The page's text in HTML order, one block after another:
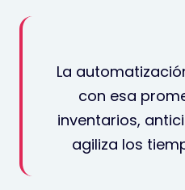
La
con esa
inventarios,
agiliza los